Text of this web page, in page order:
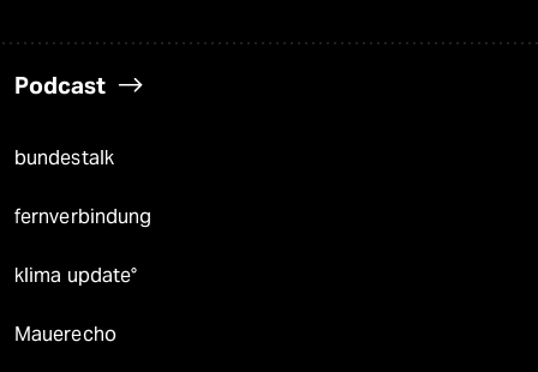
Podcast
bundestalk
fernverbindung
klima update°
Mauerecho